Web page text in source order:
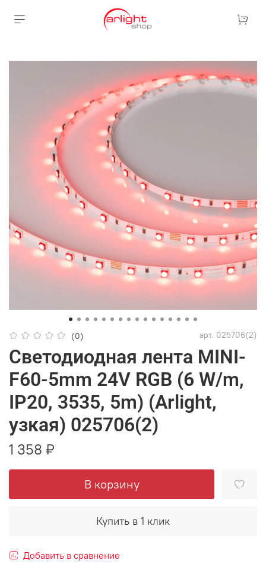
(0) арт. 025706(2)
Светодиодная лента MINI-
F60-5mm 24V RGB (6 W/m,
IP20, 3535, 5m) (Arlight,
узкая) 025706(2)
1 358 ₽
В корзину
Купить в 1 клик
Добавить в сравнение